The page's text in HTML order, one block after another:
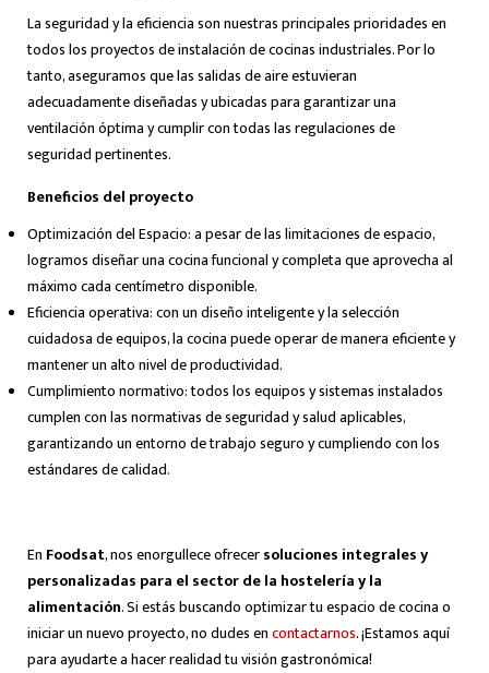
La seguridad y la eficiencia son nuestras principales prioridades en
todos los proyectos de instalación de cocinas industriales. Por lo
tanto, aseguramos que las salidas de aire estuvieran
adecuadamente diseñadas y ubicadas para garantizar una
ventilación óptima y cumplir con todas las regulaciones de
seguridad pertinentes.
Beneficios del proyecto
Optimización del Espacio: a pesar de las limitaciones de espacio,
logramos diseñar una cocina funcional y completa que aprovecha al
máximo cada centímetro disponible.
Eficiencia operativa: con un diseño inteligente y la selección
cuidadosa de equipos, la cocina puede operar de manera eficiente y
mantener un alto nivel de productividad.
Cumplimiento normativo: todos los equipos y sistemas instalados
cumplen con las normativas de seguridad y salud aplicables,
garantizando un entorno de trabajo seguro y cumpliendo con los
estándares de calidad.
En Foodsat, nos enorgullece ofrecersoluciones integrales y
personalizadas para el sector de la hostelería y la
alimentación. Si estás buscando optimizar tu espacio de cocina o
iniciar un nuevo proyecto, no dudes encontactarnos. ¡Estamos aquí
para ayudarte a hacer realidad tu visión gastronómica!